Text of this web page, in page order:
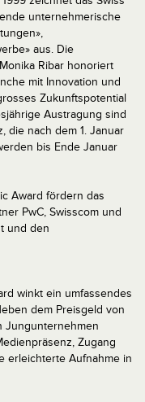
unternehmerische
aus. Die
Ribar honoriert
mit Innovation und
Zukunftspotential
Austragung sind
die nach dem 1. Januar
bis Ende Januar
Award fördern das
PwC, Swisscom und
und den
winkt ein umfassendes
dem Preisgeld von
Jungunternehmen
Zugang
erleichterte Aufnahme in